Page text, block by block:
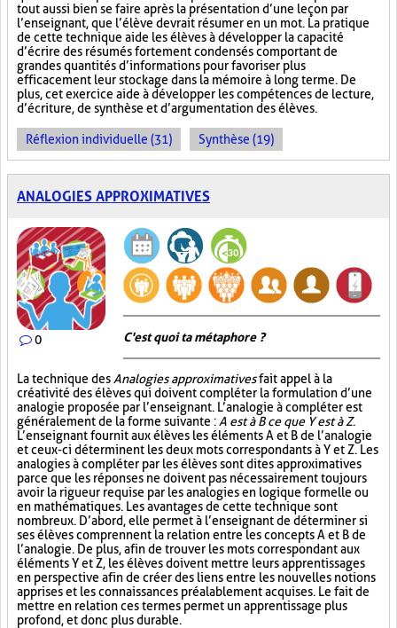
tout aussi bien se faire après la présentation d’une leçon par
l’enseignant, que l’élève devrait résumer en un mot. La pratique
de cette technique aide les élèves à développer la capacité
d’écrire des résumés fortement condensés comportant de
grandes quantités d’informations pour favoriser plus
efficacement leur stockage dans la mémoire à long terme. De
plus, cet exercice aide à développer les compétences de lecture,
d’écriture, de synthèse et d’argumentation des élèves.
Réflexion individuelle (31) Synthèse (19)
ANALOGIES APPROXIMATIVES
0 C'est quoi ta métaphore ?
La technique des Analogies approximativesfait appel à la
créativité des élèves qui doivent compléter la formulation d’une
analogie proposée par l’enseignant. L’analogie à compléter est
généralement de la forme suivante : A est à B ce que Y est à Z.
L’enseignant fournit aux élèves les éléments A et B de l’analogie
et ceux-ci déterminent les deux mots correspondants à Y et Z. Les
analogies à compléter par les élèves sont dites approximatives
parce que les réponses ne doivent pas nécessairement toujours
avoir la rigueur requise par les analogies en logique formelle ou
en mathématiques. Les avantages de cette technique sont
nombreux. D’abord, elle permet à l’enseignant de déterminer si
ses élèves comprennent la relation entre les concepts A et B de
l’analogie. De plus, afin de trouver les mots correspondant aux
éléments Y et Z, les élèves doivent mettre leurs apprentissages
en perspective afin de créer des liens entre les nouvelles notions
apprises et les connaissances préalablement acquises. Le fait de
mettre en relation ces termes permet un apprentissage plus
profond, et donc plus durable.